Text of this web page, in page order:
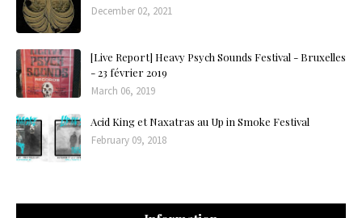
December 02, 2021
[Live Report] Heavy Psych Sounds Festival - Bruxelles
- 23 février 2019
March 06, 2019
Acid King et Naxatras au Up in Smoke Festival
February 09, 2018